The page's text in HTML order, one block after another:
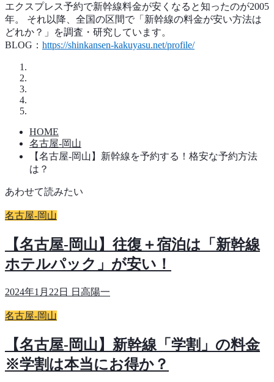
エクスプレス予約で新幹線料金が安くなると知ったのが2005
年。 それ以降、全国の区間で「新幹線の料金が安い方法は
どれか？」を調査・研究しています。
BLOG： https://shinkansen-kakuyasu.net/profile/
HOME
名古屋-岡山
【名古屋-岡山】新幹線を予約する！格安な予約方法
は？
あわせて読みたい
名古屋-岡山
【名古屋-岡山】往復＋宿泊は「新幹線
ホテルパック」が安い！
2024年1月22日 日高陽一
名古屋-岡山
【名古屋-岡山】新幹線「学割」の料金
※学割は本当にお得か？